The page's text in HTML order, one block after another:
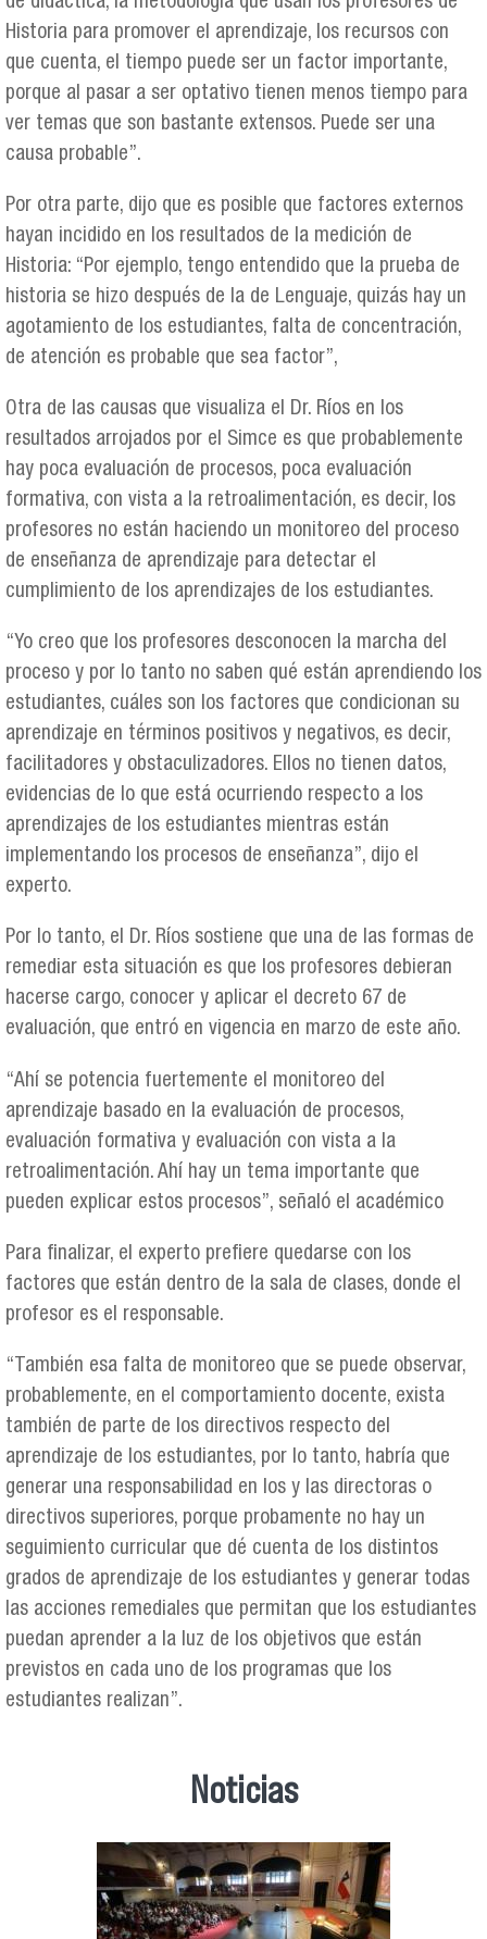
Historia para promover el aprendizaje, los recursos con
que cuenta, el tiempo puede ser un factor importante,
porque al pasar a ser optativo tienen menos tiempo para
ver temas que son bastante extensos. Puede ser una
causa probable”.
Por otra parte, dijo que es posible que factores externos
hayan incidido en los resultados de la medición de
Historia: “Por ejemplo, tengo entendido que la prueba de
historia se hizo después de la de Lenguaje, quizás hay un
agotamiento de los estudiantes, falta de concentración,
de atención es probable que sea factor”,
Otra de las causas que visualiza el Dr. Ríos en los
resultados arrojados por el Simce es que probablemente
hay poca evaluación de procesos, poca evaluación
formativa, con vista a la retroalimentación, es decir, los
profesores no están haciendo un monitoreo del proceso
de enseñanza de aprendizaje para detectar el
cumplimiento de los aprendizajes de los estudiantes.
“Yo creo que los profesores desconocen la marcha del
proceso y por lo tanto no saben qué están aprendiendo los
estudiantes, cuáles son los factores que condicionan su
aprendizaje en términos positivos y negativos, es decir,
facilitadores y obstaculizadores. Ellos no tienen datos,
evidencias de lo que está ocurriendo respecto a los
aprendizajes de los estudiantes mientras están
implementando los procesos de enseñanza”, dijo el
experto.
Por lo tanto, el Dr. Ríos sostiene que una de las formas de
remediar esta situación es que los profesores debieran
hacerse cargo, conocer y aplicar el decreto 67 de
evaluación, que entró en vigencia en marzo de este año.
“Ahí se potencia fuertemente el monitoreo del
aprendizaje basado en la evaluación de procesos,
evaluación formativa y evaluación con vista a la
retroalimentación. Ahí hay un tema importante que
pueden explicar estos procesos”, señaló el académico
Para finalizar, el experto prefiere quedarse con los
factores que están dentro de la sala de clases, donde el
profesor es el responsable.
“También esa falta de monitoreo que se puede observar,
probablemente, en el comportamiento docente, exista
también de parte de los directivos respecto del
aprendizaje de los estudiantes, por lo tanto, habría que
generar una responsabilidad en los y las directoras o
directivos superiores, porque probamente no hay un
seguimiento curricular que dé cuenta de los distintos
grados de aprendizaje de los estudiantes y generar todas
las acciones remediales que permitan que los estudiantes
puedan aprender a la luz de los objetivos que están
previstos en cada uno de los programas que los
estudiantes realizan”.
Noticias